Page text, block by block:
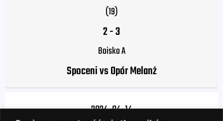
(19)
2-3
Boisko A
Spoceni vs Opór Melanż
2024-04-14